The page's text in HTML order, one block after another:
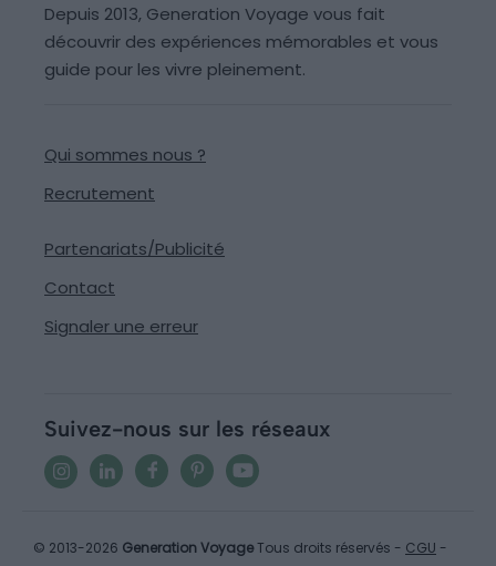
Depuis 2013, Generation Voyage vous fait
découvrir des expériences mémorables et vous
guide pour les vivre pleinement.
Qui sommes nous ?
Recrutement
Partenariats/Publicité
Contact
Signaler une erreur
Suivez-nous sur les réseaux
© 2013-2026 Generation VoyageTous droits réservés - CGU -